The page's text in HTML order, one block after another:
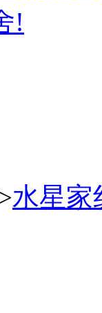
!
水星家